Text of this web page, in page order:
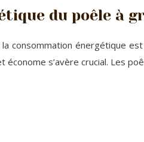
du poêle à
consommation énergétique
s’avère crucial. Les